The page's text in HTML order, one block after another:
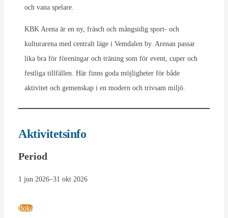
och vana spelare.
KBK Arena är en ny, fräsch och mångsidig sport- och
kulturarena med centralt läge i Vemdalen by. Arenan passar
lika bra för föreningar och träning som för event, cuper och
festliga tillfällen. Här finns goda möjligheter för både
aktivitet och gemenskap i en modern och trivsam miljö.
Aktivitetsinfo
Period
1 jun 2026–31 okt 2026
Boka